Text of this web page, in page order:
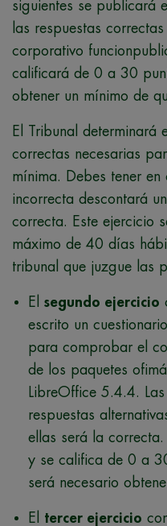
siguientes se publicará
las respuestas
corporativo
calificará de 0 a 30
obtener un mínimo de
El Tribunal determinará
correctas necesarias
mínima. Debes tener
incorrecta descontará
correcta. Este ejercicio
máximo de 40 días
tribunal que juzgue las
El segundo ejercicio
escrito un
para comprobar el
de los paquetes
LibreOffice 5.4.4.
respuestas
ellas será la
y se califica de 0 a
será necesario
El tercer ejercicio